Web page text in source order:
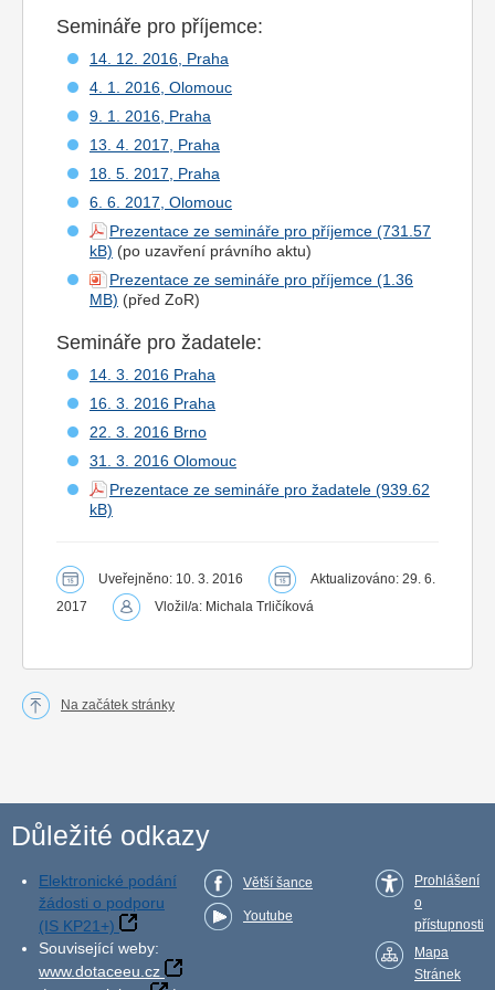
Semináře pro příjemce:
14. 12. 2016, Praha
4. 1. 2016, Olomouc
9. 1. 2016, Praha
13. 4. 2017, Praha
18. 5. 2017, Praha
6. 6. 2017, Olomouc
Prezentace ze semináře pro příjemce
(po uzavření právního aktu)
Prezentace ze semináře pro příjemce
(před ZoR)
Semináře pro žadatele:
14. 3. 2016 Praha
16. 3. 2016 Praha
22. 3. 2016 Brno
31. 3. 2016 Olomouc
Prezentace ze semináře pro žadatele
Uveřejněno: 10. 3. 2016
Aktualizováno: 29. 6.
2017
Vložil/a: Michala Trličíková
Na začátek stránky
Důležité odkazy
Elektronické podání
žádosti o podporu
(IS KP21+)
Související weby:
www.dotaceeu.cz
Větší šance
Youtube
Prohlášení
o
přístupnosti
Mapa
Stránek